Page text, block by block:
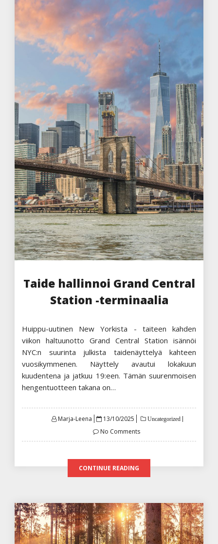
Taide hallinnoi Grand Central
Station -terminaalia
Huippu-uutinen New Yorkista - taiteen kahden
viikon haltuunotto Grand Central Station isännöi
NYC:n suurinta julkista taidenäyttelyä kahteen
vuosikymmenen. Näyttely avautui lokakuun
kuudentena ja jatkuu 19:een. Tämän suurenmoisen
hengentuotteen takana on…
Marja-Leena
Posted
13/10/2025 Uncategorized
No Comments
CONTINUE READING